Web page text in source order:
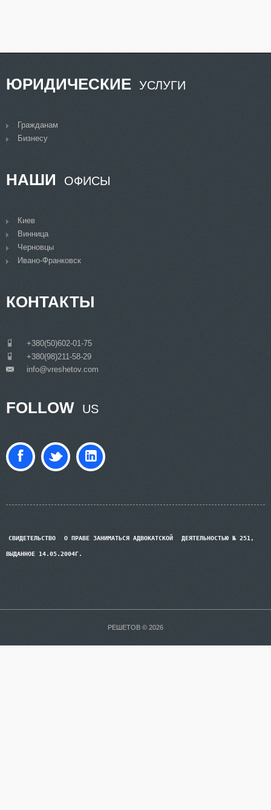
ЮРИДИЧЕСКИЕ УСЛУГИ
Гражданам
Бизнесу
НАШИ ОФИСЫ
Киев
Винница
Черновцы
Ивано-Франковск
КОНТАКТЫ
+380(50)602-01-75
+380(98)211-58-29
info@vreshetov.com
FOLLOW US
СВИДЕТЕЛЬСТВО О ПРАВЕ ЗАНИМАТЬСЯ АДВОКАТСКОЙ ДЕЯТЕЛЬНОСТЬЮ № 251,
ВЫДАННОЕ 14.05.2004Г.
РЕШЕТОВ © 2026